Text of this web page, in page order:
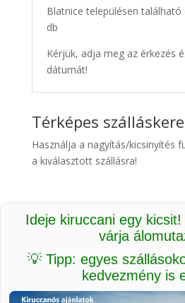
Blatnice településen található
db
Kérjük, adja meg az érkezés
dátumát!
Térképes
Használja a nagyítás/kicsinyítés
a kiválasztott szállásra!
Ideje kiruccani egy
várja
💡 Tipp: egyes
kedvezmény is